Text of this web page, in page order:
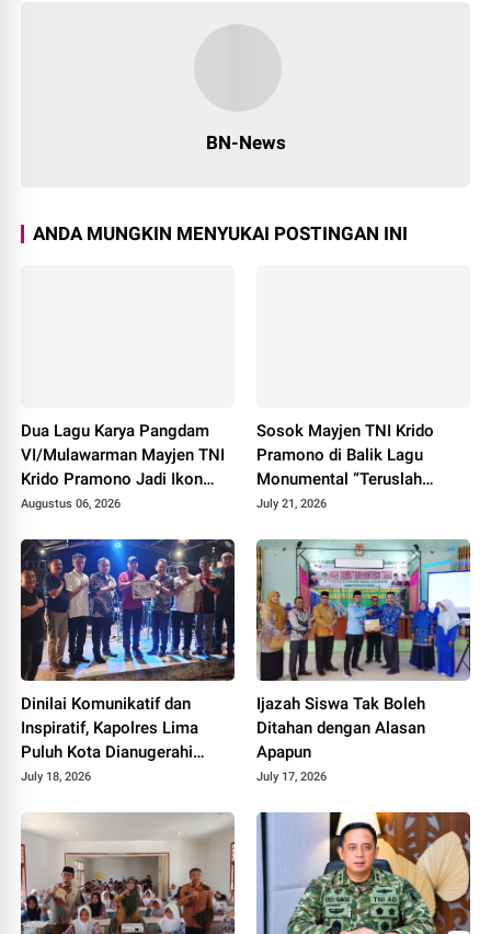
BN-News
ANDA MUNGKIN MENYUKAI POSTINGAN INI
Dua Lagu Karya Pangdam
VI/Mulawarman Mayjen TNI
Krido Pramono Jadi Ikon
Singing Competition HUT ke
Augustus 06, 2026
Sosok Mayjen TNI Krido
Pramono di Balik Lagu
Monumental “Teruslah
Melangkah”
July 21, 2026
Dinilai Komunikatif dan
Inspiratif, Kapolres Lima
Puluh Kota Dianugerahi
Penghargaan
July 18, 2026
Ijazah Siswa Tak Boleh
Ditahan dengan Alasan
Apapun
July 17, 2026